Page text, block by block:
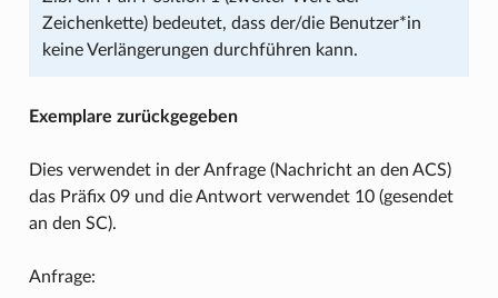
Zeichenkette) bedeutet, dass der/die Benutzer*in
keine Verlängerungen durchführen kann.
Exemplare zurückgegeben
Dies verwendet in der Anfrage (Nachricht an den ACS)
das Präfix 09 und die Antwort verwendet 10 (gesendet
an den SC).
Anfrage: